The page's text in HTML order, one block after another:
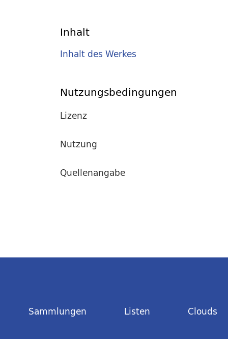
Inhalt
Inhalt des Werkes
Nutzungsbedingungen
Lizenz
Nutzung
Quellenangabe
Sammlungen Listen Clouds